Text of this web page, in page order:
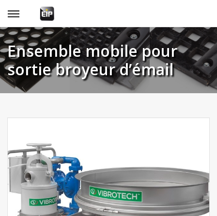
Panneau de gestion des cookies
Ensemble mobile pour
sortie broyeur d’émail